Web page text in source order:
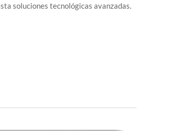
soluciones tecnológicas avanzadas.